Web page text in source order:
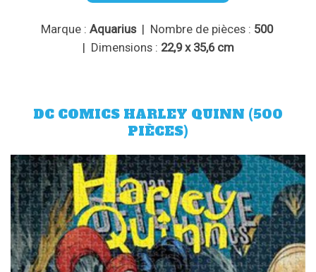
Marque : Aquarius| Nombre de pièces : 500
| Dimensions : 22,9 x 35,6 cm
DC COMICS HARLEY QUINN (500
PIÈCES)